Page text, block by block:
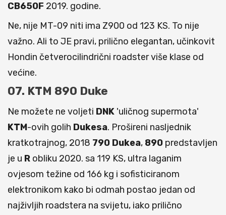
CB650F 2019. godine.
Ne, nije MT-09 niti ima Z900 od 123 KS. To nije
važno. Ali to JE pravi, prilično elegantan, učinkovit
Hondin četverocilindrični roadster više klase od
većine.
07. KTM 890 Duke
Ne možete ne voljeti DNK 'uličnog supermota'
KTM-ovih golih Dukesa. Prošireni nasljednik
kratkotrajnog, 2018 790 Dukea, 890 predstavljen
je u R obliku 2020. sa 119 KS, ultra laganim
ovjesom težine od 166 kg i sofisticiranom
elektronikom kako bi odmah postao jedan od
najživljih roadstera na svijetu, iako prilično